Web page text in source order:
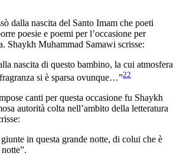
dalla nascita del Santo Imam che poeti
poesie e poemi per l’occasione per
Shaykh Muhammad Samawi scrisse:
nascita di questo bambino, la cui atmosfera
si è sparsa ovunque…”22
canti per questa occasione fu Shaykh
autorità colta nell’ambito della letteratura
in questa grande notte, di colui che è